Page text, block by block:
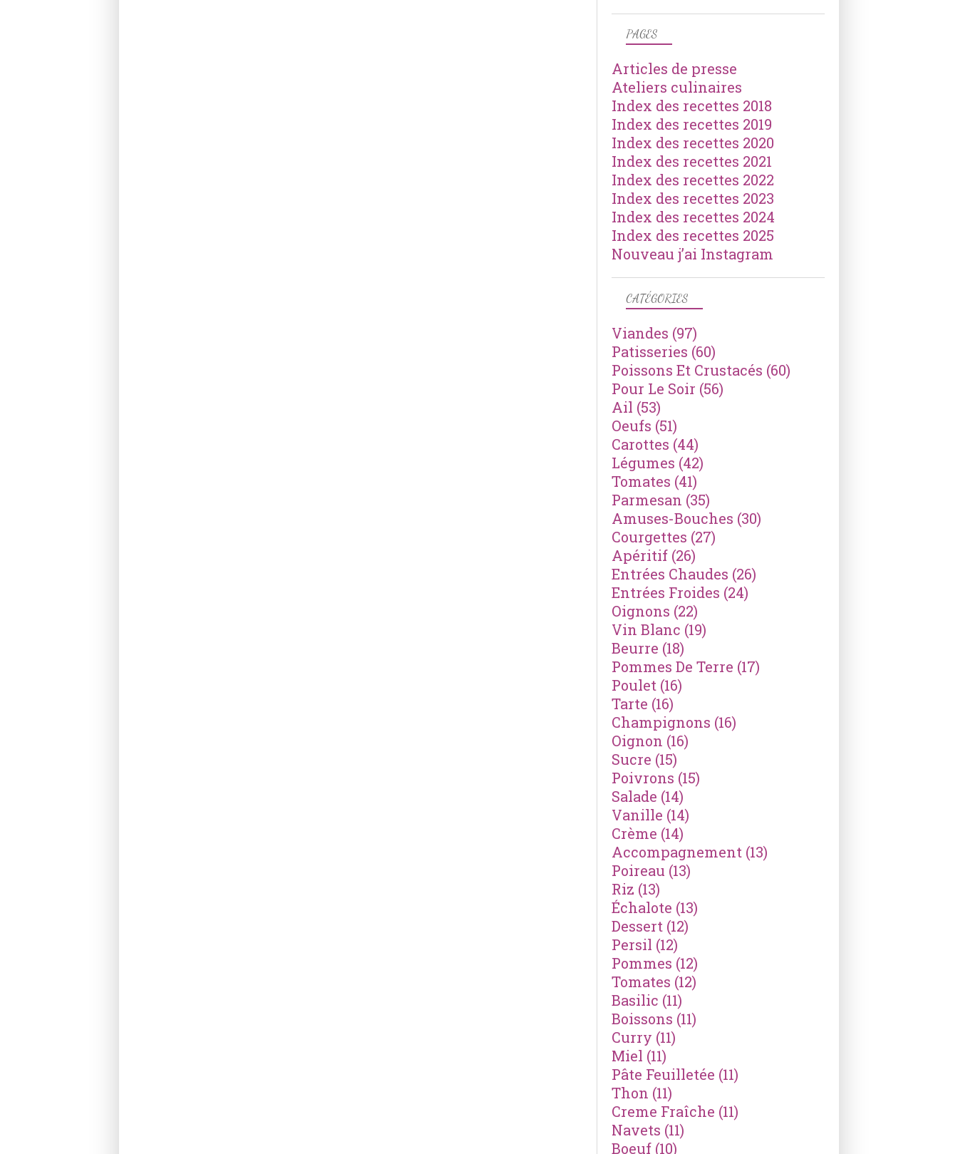
PAGES
Articles de presse
Ateliers culinaires
Index des recettes 2018
Index des recettes 2019
Index des recettes 2020
Index des recettes 2021
Index des recettes 2022
Index des recettes 2023
Index des recettes 2024
Index des recettes 2025
Nouveau j’ai Instagram
CATÉGORIES
Viandes (97)
Patisseries (60)
Poissons Et Crustacés (60)
Pour Le Soir (56)
Ail (53)
Oeufs (51)
Carottes (44)
Légumes (42)
Tomates (41)
Parmesan (35)
Amuses-Bouches (30)
Courgettes (27)
Apéritif (26)
Entrées Chaudes (26)
Entrées Froides (24)
Oignons (22)
Vin Blanc (19)
Beurre (18)
Pommes De Terre (17)
Poulet (16)
Tarte (16)
Champignons (16)
Oignon (16)
Sucre (15)
Poivrons (15)
Salade (14)
Vanille (14)
Crème (14)
Accompagnement (13)
Poireau (13)
Riz (13)
Échalote (13)
Dessert (12)
Persil (12)
Pommes (12)
Tomates (12)
Basilic (11)
Boissons (11)
Curry (11)
Miel (11)
Pâte Feuilletée (11)
Thon (11)
Creme Fraîche (11)
Navets (11)
Boeuf (10)